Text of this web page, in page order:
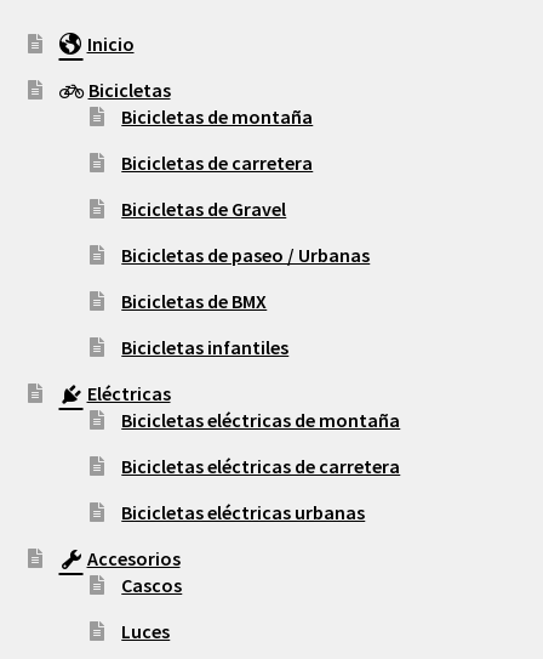
Inicio
Bicicletas
Bicicletas de montaña
Bicicletas de carretera
Bicicletas de Gravel
Bicicletas de paseo / Urbanas
Bicicletas de BMX
Bicicletas infantiles
Eléctricas
Bicicletas eléctricas de montaña
Bicicletas eléctricas de carretera
Bicicletas eléctricas urbanas
Accesorios
Cascos
Luces